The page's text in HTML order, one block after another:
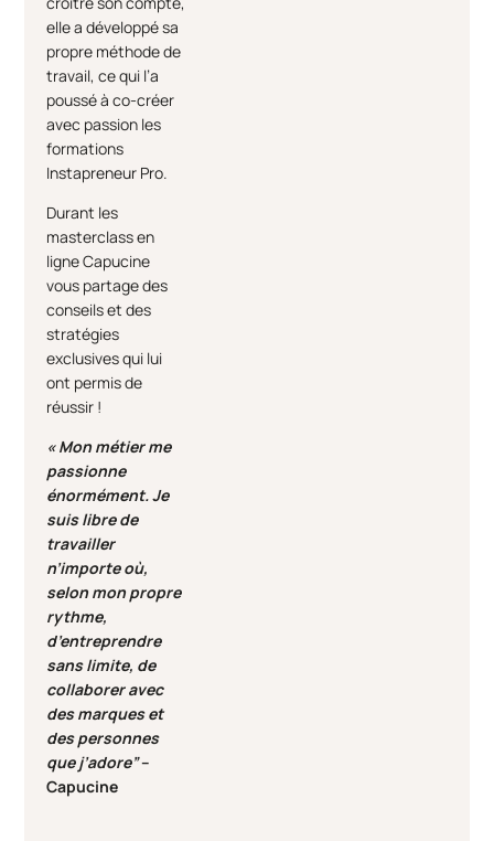
elle a développé sa
propre méthode de
travail, ce qui l’a
poussé à co-créer
avec passion les
formations
Instapreneur Pro.
Durant les
masterclass en
ligne Capucine
vous partage des
conseils et des
stratégies
exclusives qui lui
ont permis de
réussir !
« Mon métier me
passionne
énormément. Je
suis libre de
travailler
n’importe où,
selon mon propre
rythme,
d’entreprendre
sans limite, de
collaborer avec
des marques et
des personnes
que j’adore”–
Capucine